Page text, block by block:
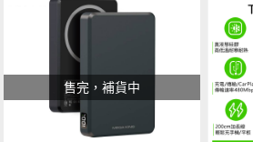
售完，補貨中